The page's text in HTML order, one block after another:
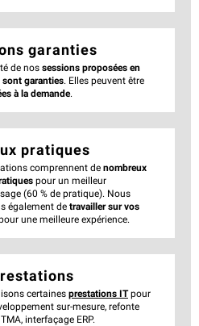
garanties
de nos sessions proposées en
garanties. Elles peuvent être
à la demande.
pratiques
comprennent de nombreux
pour un meilleur
(60 % de pratique). Nous
également de travailler sur vos
une meilleure expérience.
certaines prestations ITpour
sur-mesure, refonte
interfaçage ERP.